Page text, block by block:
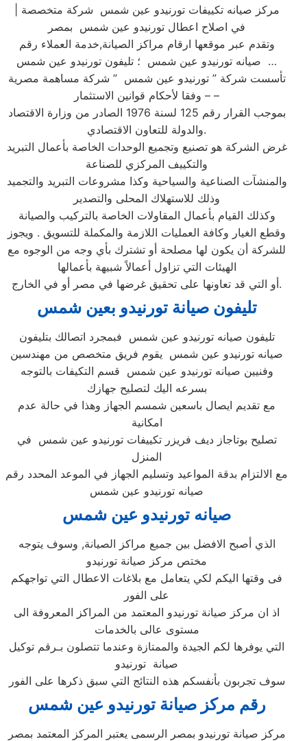
في اصلاح اعطال تورنيدو عين شمس بمصر
وتقدم عبر موقعها ارقام مراكز الصيانة,خدمة العملاء رقم
صيانه تورنيدو عين شمس ؛ تليفون تورنيدو عين شمس …
تأسست شركة ” تورنيدو عين شمس ” شركة مساهمة مصرية
– وفقا لأحكام قوانين الاستثمار –
بموجب القرار رقم 125 لسنة 1976 الصادر من وزارة الاقتصاد
والدولة للتعاون الاقتصادي.
غرض الشركة هو تصنيع وتجميع الوحدات الخاصة بأعمال التبريد
والتكييف المركزي للصناعة
والمنشآت الصناعية والسياحية وكذا مشروعات التبريد والتجميد
وذلك للاستهلاك المحلى والتصدير
وكذلك القيام بأعمال المقاولات الخاصة بالتركيب والصيانة
وقطع الغيار وكافة العمليات اللازمة والمكملة للتسويق . ويجوز
للشركة أن يكون لها مصلحة أو تشترك بأي وجه من الوجوه مع
الهيئات التي تزاول أعمالاً شبيهة بأعمالها
أو التي قد تعاونها على تحقيق غرضها في مصر أو في الخارج.
تليفون صيانة تورنيدو بعين شمس
تليفون صيانه تورنيدو عين شمس فبمجرد اتصالك بتليفون
صيانه تورنيدو عين شمس يقوم فريق متخصص من مهندسين
وفنيين صيانه تورنيدو عين شمس قسم التكيفات بالتوجه
بسرعه اليك لتصليح جهازك
مع تقديم ايصال باسعين شمسم الجهاز وهذا في حالة عدم
امكانية
تصليح بوتاجاز ديف فريزر تكييفات تورنيدو عين شمس في
المنزل
مع الالتزام بدقة المواعيد وتسليم الجهاز في الموعد المحدد رقم
صيانه تورنيدو عين شمس
صيانه تورنيدو عين شمس
الذي أصبح الافضل بين جميع مراكز الصيانة, وسوف يتوجه
مختص مركز صيانة تورنيدو
فى وقتها اليكم لكي يتعامل مع بلاغات الاعطال التي تواجهكم
على الفور
اذ ان مركز صيانة تورنيدو المعتمد من المراكز المعروفة الى
مستوى عالى بالخدمات
التي يوفرها لكم الجيدة والممتازة وعندما تتصلون بـرقم توكيل
صيانة تورنيدو
سوف تجربون بأنفسكم هذه النتائج التي سبق ذكرها على الفور
رقم مركز صيانة تورنيدو عين شمس
مركز صيانة تورنيدو بمصر الرسمى يعتبر المركز المعتمد بمصر